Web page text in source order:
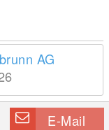
AG
E-Mail